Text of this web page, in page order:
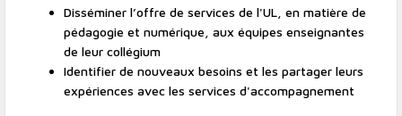
Disséminer l’offre de services de l'UL, en matière de
pédagogie et numérique, aux équipes enseignantes
de leur collégium
Identifier de nouveaux besoins et les partager leurs
expériences avec les services d'accompagnement